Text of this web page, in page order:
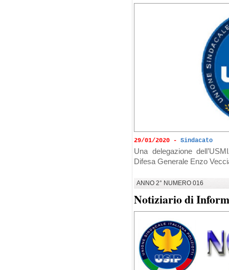
29/01/2020 - Sindacato
Una delegazione
Difesa Generale Enzo
ANNO 2° NUMERO 016
Notiziario di